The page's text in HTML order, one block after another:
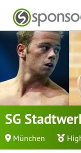
SG
München